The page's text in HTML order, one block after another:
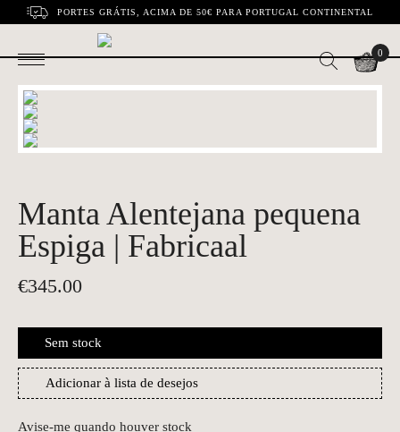
PORTES GRÁTIS, ACIMA DE 50€ PARA PORTUGAL CONTINENTAL
0
Manta Alentejana pequena
Espiga | Fabricaal
€345.00
Sem stock
Adicionar à lista de desejos
Avise-me quando houver stock